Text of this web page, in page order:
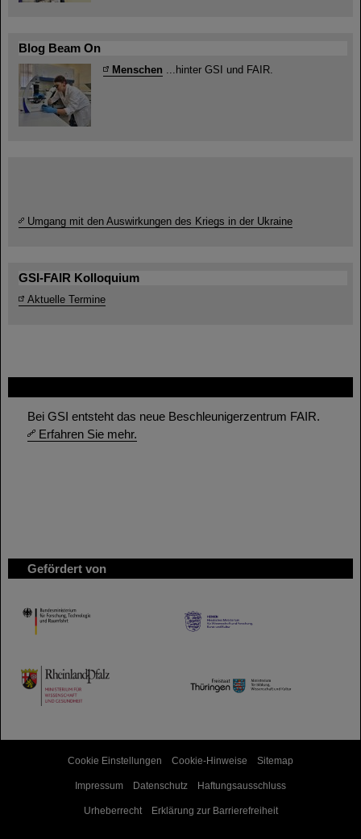
Bei GSI entsteht das neue Beschleunigerzentrum FAIR.
Erfahren Sie mehr.
Gefördert von
HMWK
TMWWDG
Blog Beam On
Menschen ...hinter GSI und FAIR.
Umgang mit den Auswirkungen des Kriegs in der Ukraine
GSI-FAIR Kolloquium
Aktuelle Termine
Cookie Einstellungen Cookie-Hinweise Sitemap
Impressum Datenschutz Haftungsausschluss
Urheberrecht Erklärung zur Barrierefreiheit